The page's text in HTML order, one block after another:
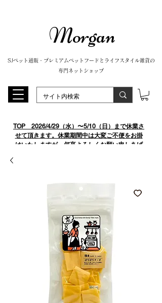
SJペット通販・プレミアムペットフードとライフスタイル雑貨の
専門ネットショップ
Morgan
TOP ​ 2026/4/29（水）〜5/10（日）まで休業さ
せて頂きます。休業期間中は大変ご不便をお掛
けいたしますが、何卒よろしくお願い申しあげ